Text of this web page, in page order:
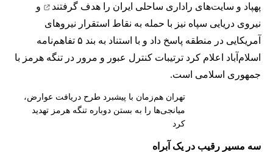
پهپاد و سایت‌های راداری ساحلی ایران را هدف گرفتند
و
نیروی دریایی سپاه نیز با حمله به نقاط استقرار نیروهای
آمریکایی در منطقه پاسخ داد و با استناد به بند ۵ تفاهم‌نامه
اسلام‌آباد اعلام کرد ترتیبات کنترل عبور و مرور در تنگه هرمز با
جمهوری اسلامی است.
تهران هم‌زمان با پیشبرد طرح دریافت عوارض،
میانجی‌ها را به بستن دوباره تنگه هرمز تهدید
کرد
سه مسیر رقیب در یک آبراه